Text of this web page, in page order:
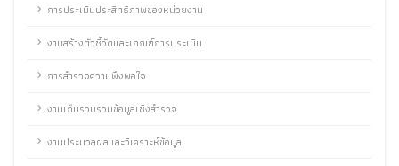
การประเมินประสิทธิภาพของหน่วยงาน
งานสร้างตัวชี้วัดและเกณฑ์การประเมิน
การสำรวจความพึงพอใจ
งานเก็บรวบรวมข้อมูลเชิงสำรวจ
งานประมวลผลและวิเคราะห์ข้อมูล